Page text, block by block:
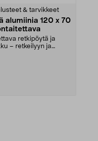
& tarvikkeet
alumiinia 120 x 70
retkipöytä ja
– retkeilyyn ja